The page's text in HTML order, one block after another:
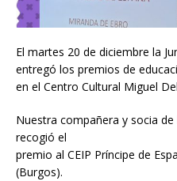
El martes 20 de diciembre la
entregó los premios de
en el Centro Cultural Miguel
Nuestra compañera y socia
recogió el
premio al CEIP Príncipe de
(Burgos).